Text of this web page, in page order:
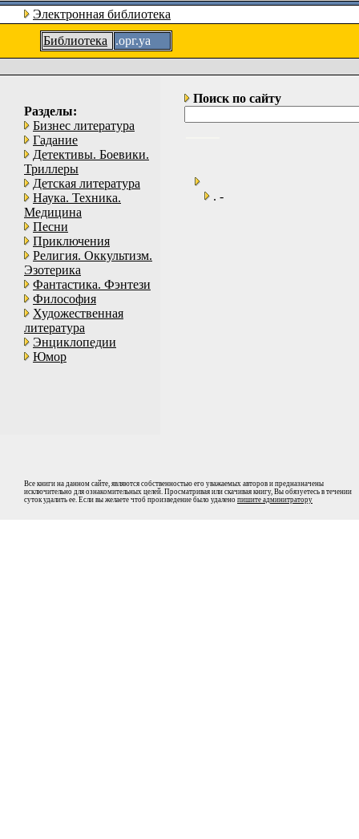
Электронная библиотека
Библиотека
.орг.уа
Разделы:
Бизнес литература
Гадание
Детективы. Боевики.
Триллеры
Детская литература
Наука. Техника.
Медицина
Песни
Приключения
Религия. Оккультизм.
Эзотерика
Фантастика. Фэнтези
Философия
Художественная
литература
Энциклопедии
Юмор
Поиск по сайту
. -
Все книги на данном сайте, являются собственностью его уважаемых авторов и предназначены
исключительно для ознакомительных целей. Просматривая или скачивая книгу, Вы обязуетесь в течении
суток удалить ее. Если вы желаете чтоб произведение было удалено пишите админитратору